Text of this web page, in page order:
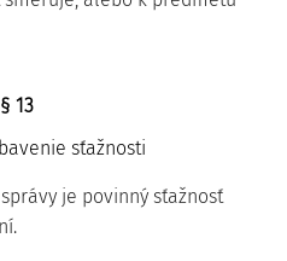
§ 13
sťažnosti
je povinný sťažnosť